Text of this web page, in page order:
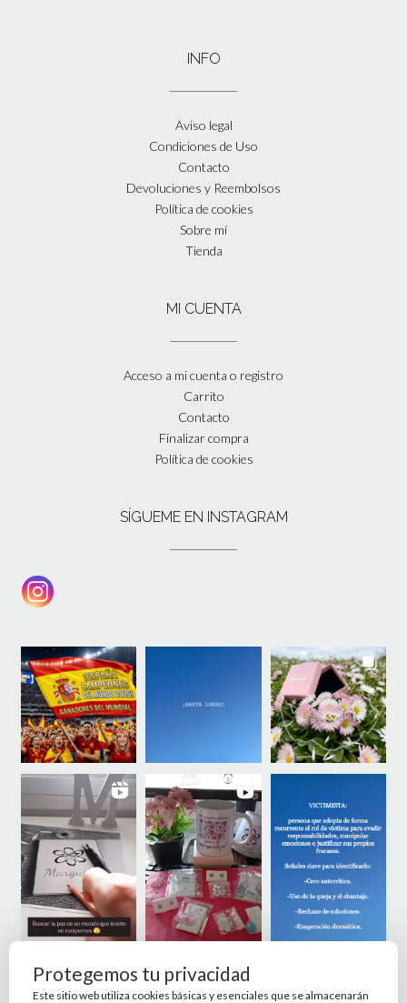
INFO
Aviso legal
Condiciones de Uso
Contacto
Devoluciones y Reembolsos
Política de cookies
Sobre mí
Tienda
MI CUENTA
Acceso a mi cuenta o registro
Carrito
Contacto
Finalizar compra
Política de cookies
SÍGUEME EN INSTAGRAM
Protegemos tu privacidad
Este sitio web utiliza cookies básicas y esenciales que se almacenarán